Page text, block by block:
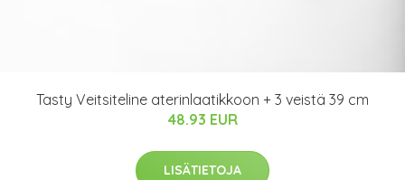
Tasty Veitsiteline aterinlaatikkoon + 3 veistä 39 cm
48.93 EUR
LISÄTIETOJA